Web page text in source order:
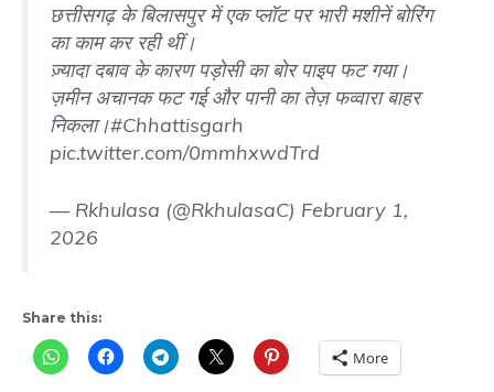
छत्तीसगढ़ के बिलासपुर में एक प्लॉट पर भारी मशीनें बोरिंग
का काम कर रही थीं।
ज़्यादा दबाव के कारण पड़ोसी का बोर पाइप फट गया।
ज़मीन अचानक फट गई और पानी का तेज़ फव्वारा बाहर
निकला।#Chhattisgarh
pic.twitter.com/0mmhxwdTrd
— Rkhulasa (@RkhulasaC) February 1,
2026
Share this:
More